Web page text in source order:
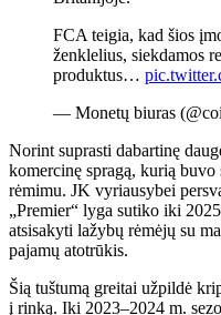
FCA teigia, kad šios
ženklelius, siekdamos
produktus…
— Monetų biuras
Norint suprasti dabartinę
komercinę spragą, kurią
rėmimu. JK vyriausybei
„Premier“ lyga sutiko iki
atsisakyti lažybų rėmėjų su
pajamų atotrūkis.
Šią tuštumą greitai užpildė
į rinką. Iki 2023–2024 m.